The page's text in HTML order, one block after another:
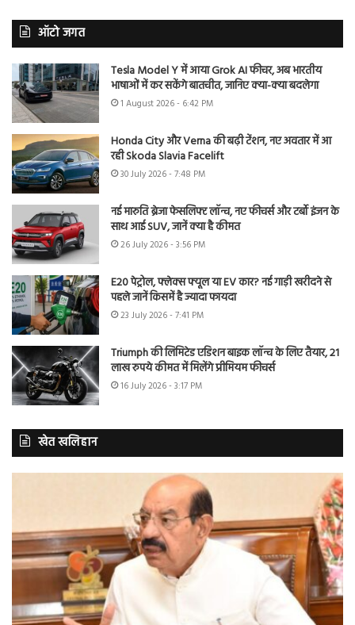
ऑटो जगत
Tesla Model Y में आया Grok AI फीचर, अब भारतीय
भाषाओं में कर सकेंगे बातचीत, जानिए क्या-क्या बदलेगा
1 August 2026 - 6:42 PM
Honda City और Verna की बढ़ी टेंशन, नए अवतार में आ
रही Skoda Slavia Facelift
30 July 2026 - 7:48 PM
नई मारुति ब्रेजा फेसलिफ्ट लॉन्च, नए फीचर्स और टर्बो इंजन के
साथ आई SUV, जानें क्या है कीमत
26 July 2026 - 3:56 PM
E20 पेट्रोल, फ्लेक्स फ्यूल या EV कार? नई गाड़ी खरीदने से
पहले जानें किसमें है ज्यादा फायदा
23 July 2026 - 7:41 PM
Triumph की लिमिटेड एडिशन बाइक लॉन्च के लिए तैयार, 21
लाख रुपये कीमत में मिलेंगे प्रीमियम फीचर्स
16 July 2026 - 3:17 PM
खेत खलिहान